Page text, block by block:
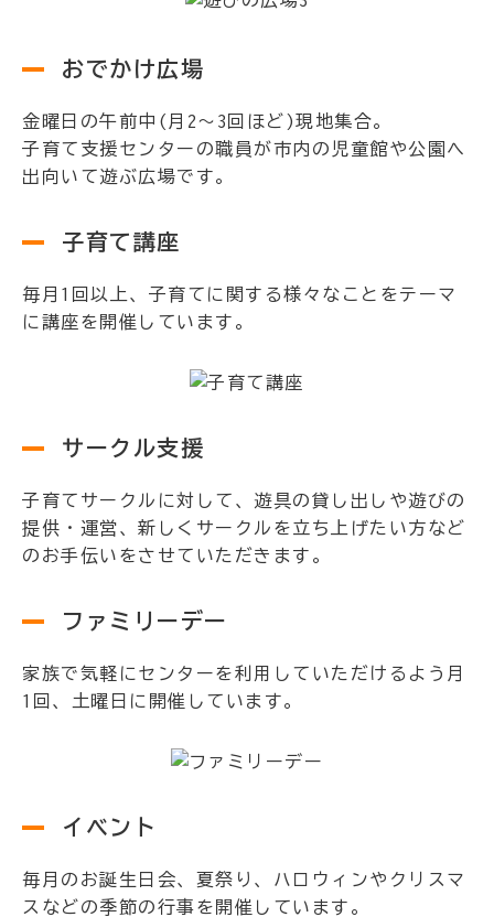
おでかけ広場
金曜日の午前中(月2～3回ほど)現地集合。
子育て支援センターの職員が市内の児童館や公園へ
出向いて遊ぶ広場です。
子育て講座
毎月1回以上、子育てに関する様々なことをテーマ
に講座を開催しています。
サークル支援
子育てサークルに対して、遊具の貸し出しや遊びの
提供・運営、新しくサークルを立ち上げたい方など
のお手伝いをさせていただきます。
ファミリーデー
家族で気軽にセンターを利用していただけるよう月
1回、土曜日に開催しています。
イベント
毎月のお誕生日会、夏祭り、ハロウィンやクリスマ
スなどの季節の行事を開催しています。